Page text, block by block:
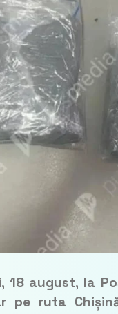
august, la
pe ruta